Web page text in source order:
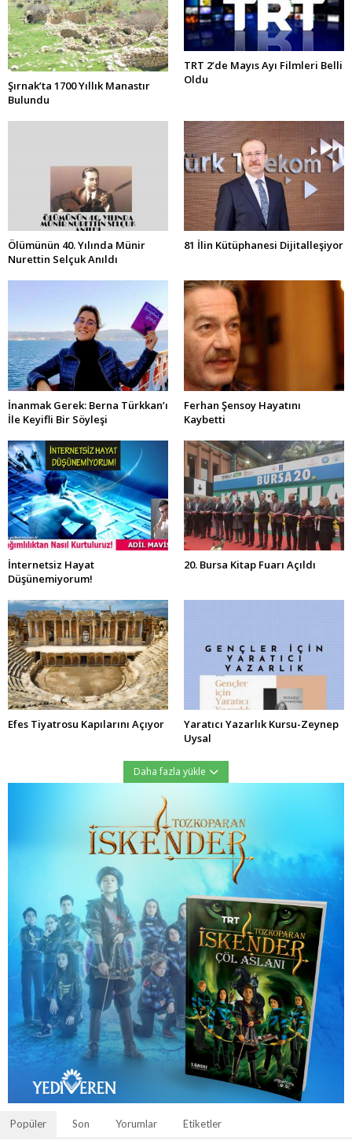
Şırnak’ta 1700 Yıllık Manastır
Bulundu
TRT 2’de Mayıs Ayı Filmleri Belli
Oldu
Ölümünün 40. Yılında Münir
Nurettin Selçuk Anıldı
81 İlin Kütüphanesi Dijitalleşiyor
İnanmak Gerek: Berna Türkkan’ı
İle Keyifli Bir Söyleşi
Ferhan Şensoy Hayatını
Kaybetti
İnternetsiz Hayat
Düşünemiyorum!
20. Bursa Kitap Fuarı Açıldı
Efes Tiyatrosu Kapılarını Açıyor
Yaratıcı Yazarlık Kursu-Zeynep
Uysal
Daha fazla yükle
Popüler Son Yorumlar Etiketler